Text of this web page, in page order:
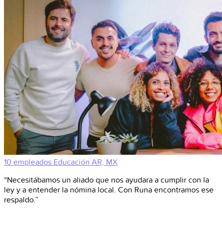
10 empleados Educación AR, MX
“Necesitábamos un aliado que nos ayudara a cumplir con la
ley y a entender la nómina local. Con Runa encontramos ese
respaldo.”